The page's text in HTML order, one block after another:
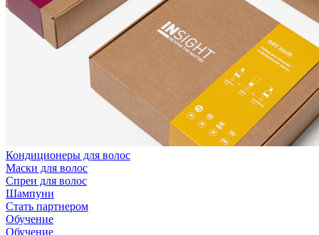
Кондиционеры для волос
Маски для волос
Спреи для волос
Шампуни
Стать партнером
Обучение
Обучение